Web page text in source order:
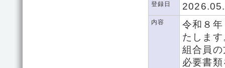
登録日
内容
令和８
たします
組合員
必要書